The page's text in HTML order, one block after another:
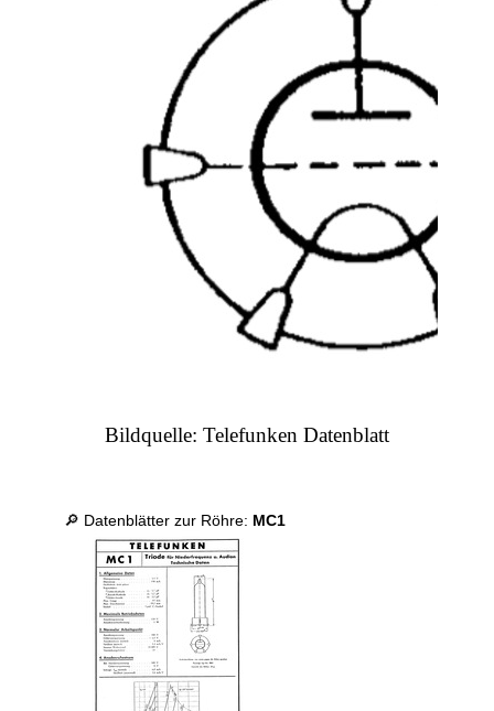
Bildquelle: Telefunken Datenblatt
🔎 Datenblätter zur Röhre: MC1